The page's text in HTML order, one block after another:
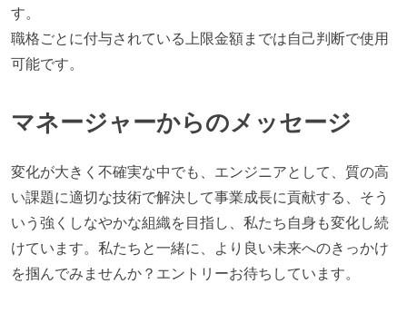
す。
職格ごとに付与されている上限金額までは自己判断で使用
可能です。
マネージャーからのメッセージ
変化が大きく不確実な中でも、エンジニアとして、質の高
い課題に適切な技術で解決して事業成長に貢献する、そう
いう強くしなやかな組織を目指し、私たち自身も変化し続
けています。私たちと一緒に、より良い未来へのきっかけ
を掴んでみませんか？エントリーお待ちしています。